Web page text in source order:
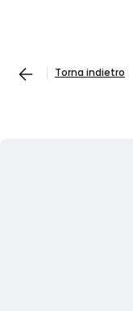
Torna indietro